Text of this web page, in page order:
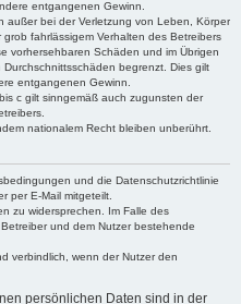
entgangenen Gewinn.
außer bei der Verletzung von Leben, Körper
fahrlässigem Verhalten des Betreibers
vorhersehbaren Schäden und im Übrigen
begrenzt. Dies gilt
entgangenen Gewinn.
c gilt sinngemäß auch zugunsten der
nationalem Recht bleiben unberührt.
und die Datenschutzrichtlinie
per E-Mail mitgeteilt.
zu widersprechen. Im Falle des
und dem Nutzer bestehende
verbindlich, wenn der Nutzer den
persönlichen Daten sind in der